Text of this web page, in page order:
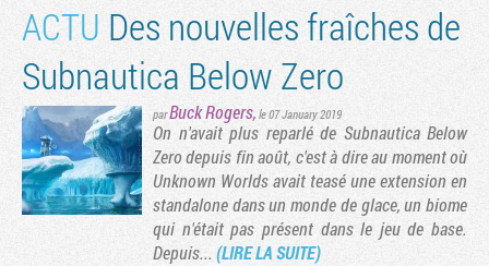
ACTU Des nouvelles fraîches de
Subnautica Below Zero
parBuck Rogers, le 07 January 2019
On n'avait plus reparlé de Subnautica Below
Zero depuis fin août, c'est à dire au moment où
Unknown Worlds avait teasé une extension en
standalone dans un monde de glace, un biome
qui n'était pas présent dans le jeu de base.
Depuis... (LIRE LA SUITE)
suivante